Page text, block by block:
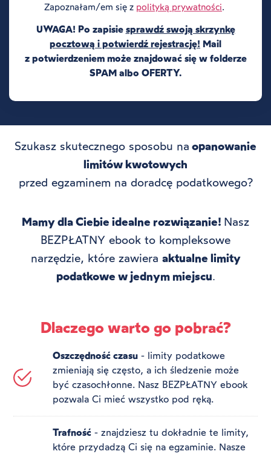
Zapoznałam/em się z polityką prywatności.
UWAGA! Po zapisie sprawdź swoją skrzynkę
pocztową i potwierdź rejestrację! Mail
z potwierdzeniem może znajdować się w folderze
SPAM albo OFERTY.
Szukasz skutecznego sposobu na opanowanie
limitów kwotowych
przed egzaminem na doradcę podatkowego?
Mamy dla Ciebie idealne rozwiązanie! Nasz
BEZPŁATNY ebook to kompleksowe
narzędzie, które zawiera aktualne limity
podatkowe w jednym miejscu.
Dlaczego warto go pobrać?
Oszczędność czasu- limity podatkowe
zmieniają się często, a ich śledzenie może
być czasochłonne. Nasz BEZPŁATNY ebook
pozwala Ci mieć wszystko pod ręką.
Trafność- znajdziesz tu dokładnie te limity,
które przydadzą Ci się na egzaminie. Nasze